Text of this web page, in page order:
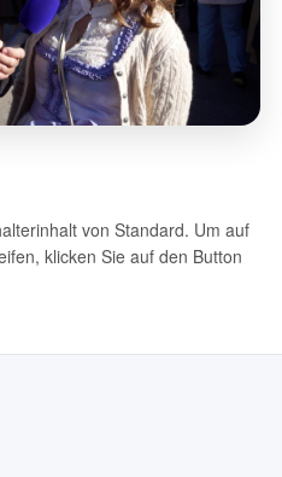
von Standard. Um auf
klicken Sie auf den Button